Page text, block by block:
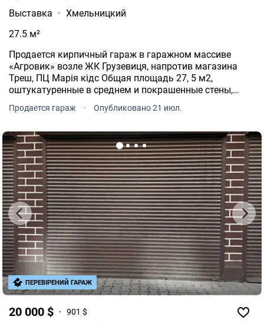
Выставка · Хмельницкий
27.5 м²
Продается кирпичный гараж в гаражном массиве
«Агровик» возле ЖК Грузевиця, напротив магазина
Треш, ПЦ Марія кідс Общая площадь 27, 5 м2,
оштукатуренные в среднем и покрашенные стены,
залитой бетонной стяжкой.
Продается гараж · Опубликовано 21 июл.
20 000 $ 901 $
ПЕРЕВІРЕНИЙ ГАРАЖ